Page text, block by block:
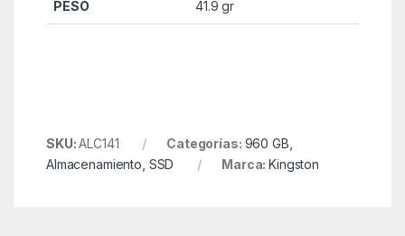
PESO 41.9 gr
SKU:ALC141 Categorías: 960 GB
Almacenamiento SSD Marca:Kingston